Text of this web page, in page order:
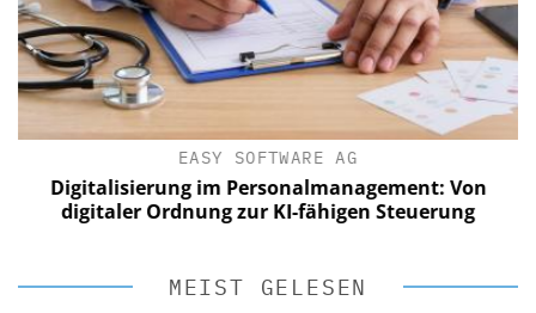
EASY SOFTWARE AG
Digitalisierung im Personalmanagement: Von
digitaler Ordnung zur KI-fähigen Steuerung
MEIST GELESEN